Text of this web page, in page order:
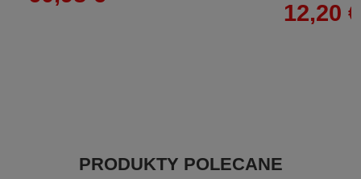
12,20 €
PRODUKTY POLECANE